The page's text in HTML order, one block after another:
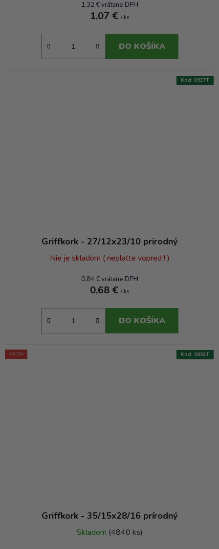
1,32 € vrátane DPH
1,07 € / ks
DO KOŠÍKA
Griffkork - 27/12x23/10 prirodný
Nie je skladom ( neplaťte vopred ! )
0,84 € vrátane DPH
0,68 € / ks
DO KOŠÍKA
Kód: 0937T
AKCIA
Griffkork - 35/15x28/16 prírodný
Skladom (4840 ks)
Kód: 0892T